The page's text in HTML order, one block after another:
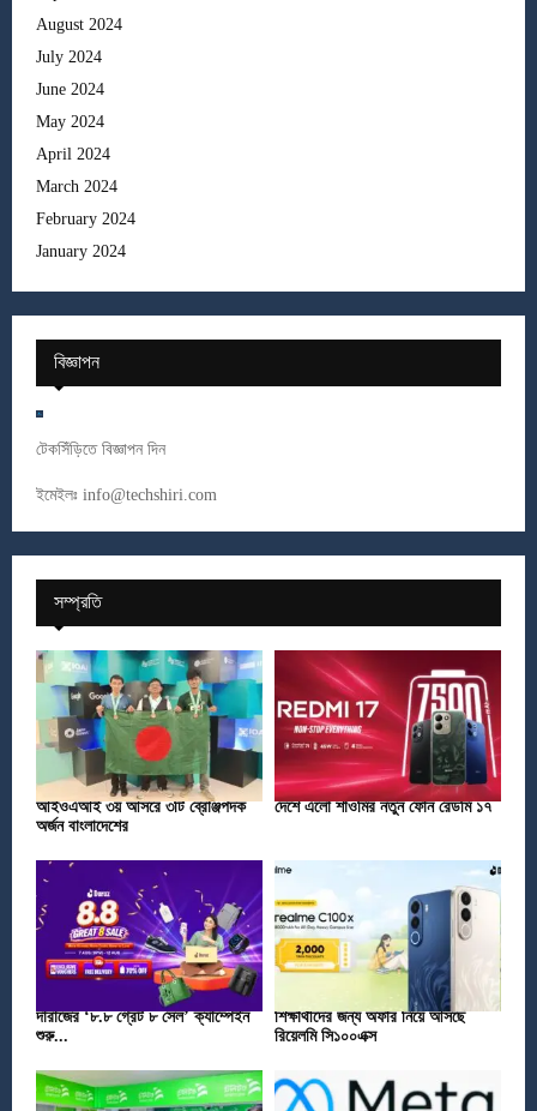
August 2024
July 2024
June 2024
May 2024
April 2024
March 2024
February 2024
January 2024
বিজ্ঞাপন
টেকসিঁড়িতে বিজ্ঞাপন দিন
ইমেইলঃ info@techshiri.com
সম্প্রতি
আইওএআই ৩য় আসরে ৩টি ব্রোঞ্জপদক
অর্জন বাংলাদেশের
দেশে এলো শাওমির নতুন ফোন রেডমি ১৭
দারাজের ‘৮.৮ গ্রেট ৮ সেল’ ক্যাম্পেইন
শুরু...
শিক্ষার্থীদের জন্য অফার নিয়ে আসছে
রিয়েলমি সি১০০এক্স